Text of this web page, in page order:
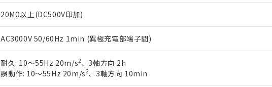
20MΩ以上(DC500V印加)
AC3000V 50/60Hz 1min (異極充電部端子間)
耐久: 10～55Hz 20m/s2、3軸方向 2h
誤動作: 10～55Hz 20m/s2、3軸方向 10min